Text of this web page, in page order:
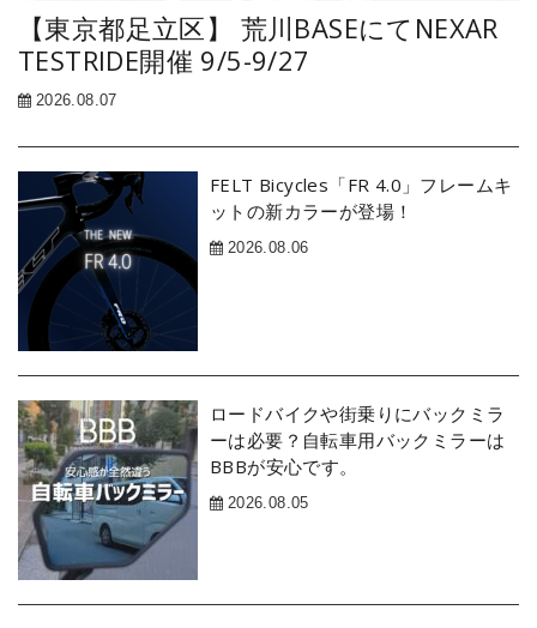
【東京都足立区】 荒川BASEにてNEXAR
TESTRIDE開催 9/5-9/27
2026.08.07
FELT Bicycles「FR 4.0」フレームキ
ットの新カラーが登場！
2026.08.06
ロードバイクや街乗りにバックミラ
ーは必要？自転車用バックミラーは
BBBが安心です。
2026.08.05